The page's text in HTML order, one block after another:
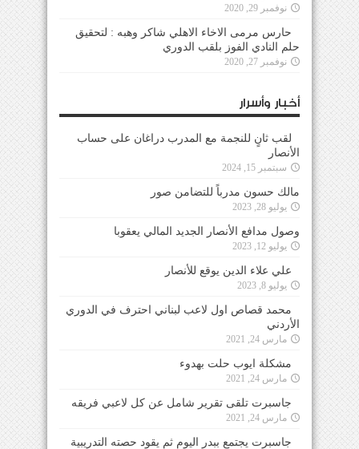
نوفمبر 29, 2020
حارس مرمى الاخاء الاهلي شاكر وهبه : لتحقيق
حلم النادي الفوز بلقب الدوري
نوفمبر 27, 2020
أخبار وأسرار
لقب ثانٍ للنجمة مع المدرب دراغان على حساب
الأنصار
سبتمبر 15, 2024
مالك حسون مدرباً للتضامن صور
يوليو 28, 2023
وصول مدافع الأنصار الجديد المالي يعقوبا
يوليو 12, 2023
علي علاء الدين يوقع للأنصار
يوليو 8, 2023
محمد قصاص اول لاعب لبناني احترف في الدوري
الأردني
مارس 24, 2021
مشكلة ايوب حلت بهدوء
مارس 24, 2021
جاسبرت تلقى تقرير شامل عن كل لاعبي فريقه
مارس 24, 2021
جاسبرت يجتمع ببدر اليوم ثم يقود حصته التدريبية